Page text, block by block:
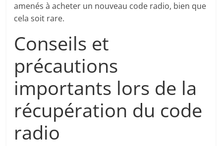
amenés à acheter un nouveau code radio, bien que
cela soit rare.
Conseils et
précautions
importants lors de la
récupération du code
radio